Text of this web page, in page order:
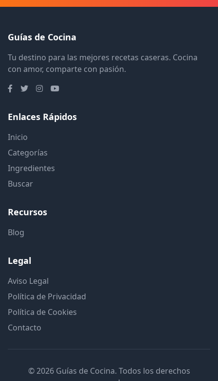
Guías de Cocina
Tu destino para las mejores recetas caseras. Cocina
con amor, comparte con pasión.
Enlaces Rápidos
Inicio
Categorías
Ingredientes
Buscar
Recursos
Blog
Legal
Aviso Legal
Política de Privacidad
Política de Cookies
Contacto
© 2026 Guías de Cocina. Todos los derechos